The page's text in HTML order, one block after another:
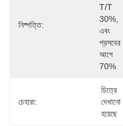
নিষ্পত্তি:
T/T
30%,
এবং
প্রসবের
আগে
70%
চেহারা:
চিত্রে
দেখানো
হয়েছে